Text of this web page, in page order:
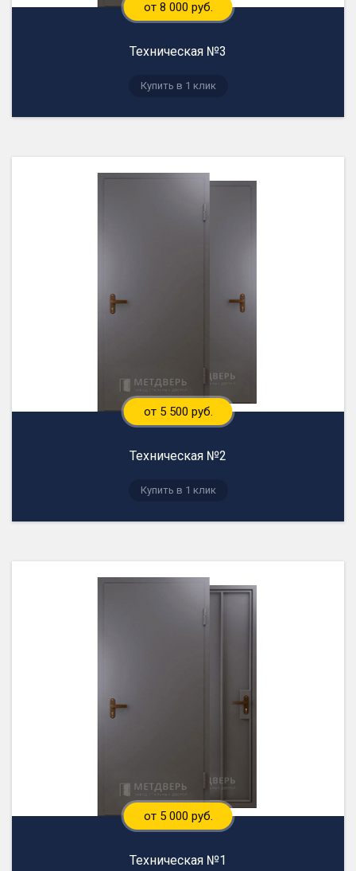
от 8 000 руб.
Техническая №3
Купить в 1 клик
от 5 500 руб.
Техническая №2
Купить в 1 клик
от 5 000 руб.
Техническая №1